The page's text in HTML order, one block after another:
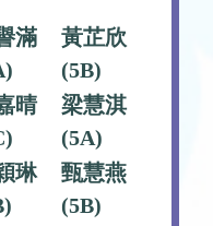
滿
黃芷欣
(5B)
晴
梁慧淇
(5A)
琳
甄慧燕
(5B)